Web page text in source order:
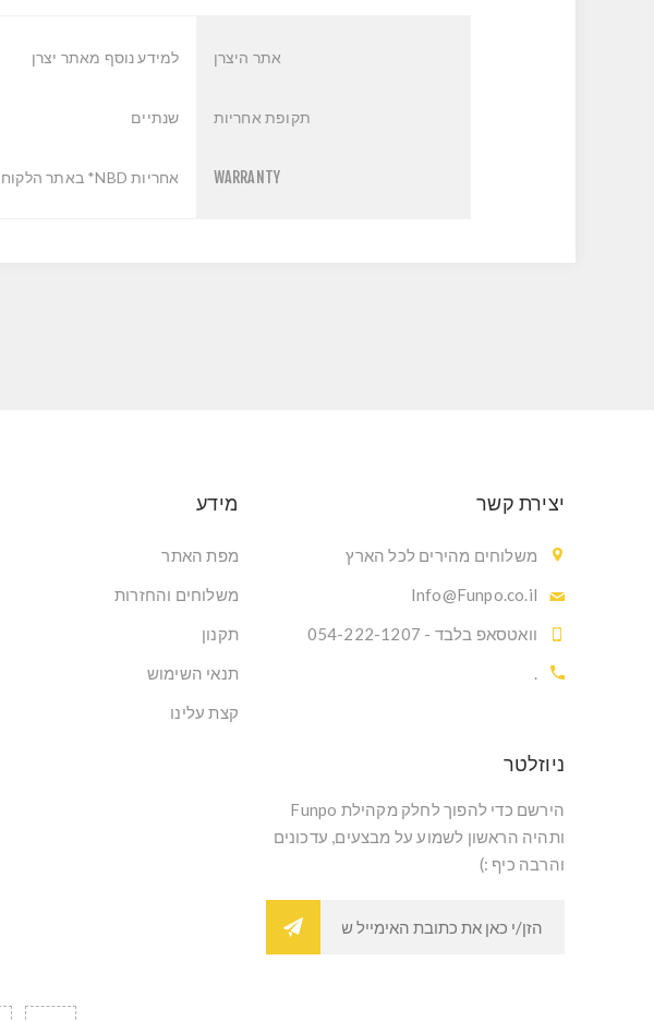
אתר היצרן למידע נוסף מאתר יצרן
תקופת אחריות שנתיים
WARRANTY אחריות NBD* באתר הלקוח טלפון: 09-8305529 / 6798* *Next business day
יצירת קשר
משלוחים מהירים לכל הארץ
Info@Funpo.co.il
וואטסאפ בלבד - 054-222-1207
.
מידע
מפת האתר
משלוחים והחזרות
תקנון
תנאי השימוש
קצת עלינו
ניוזלטר
הירשם כדי להפוך לחלק מקהילת Funpo
ותהיה הראשון לשמוע על מבצעים, עדכונים
והרבה כיף :)